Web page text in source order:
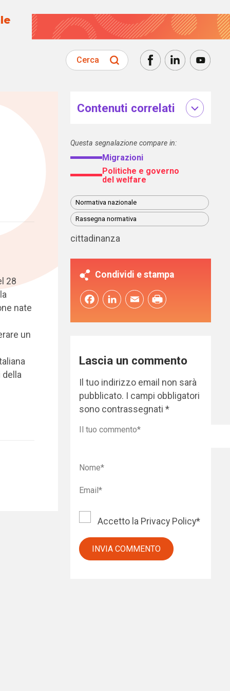
Cerca
28
nate
un
Contenuti correlati
Questa segnalazione compare in:
Migrazioni
Politiche e governo
del welfare
Normativa nazionale
Rassegna normativa
cittadinanza
Condividi e stampa
FacebookLinkedInEmail
Lascia un commento
Il tuo indirizzo email non sarà
pubblicato. I campi obbligatori
sono contrassegnati*
Accetto la Privacy Policy*